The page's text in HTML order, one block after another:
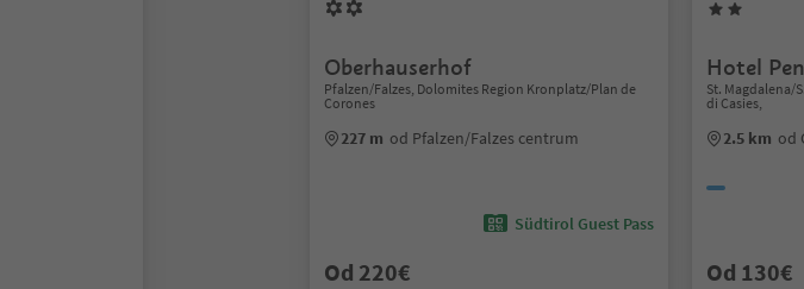
Oberhauserhof
Pfalzen/Falzes, Dolomites Region Kronplatz/Plan de
Corones
227 m od Pfalzen/Falzes centrum
Südtirol Guest Pass
Od 220€
Hotel
St. Magdalena/
di Casies,
2.5 km od
Od 130€